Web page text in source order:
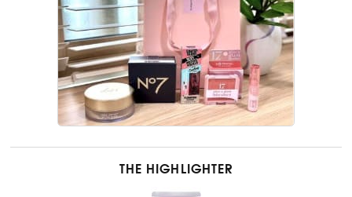
THE HIGHLIGHTER